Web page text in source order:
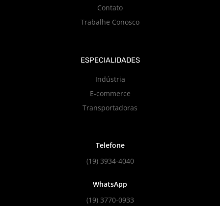
Contato
Trabalhe Conosco
ESPECIALIDADES
Indústria
E-commerce
Transportadoras
Telefone
(19) 3934-4040
WhatsApp
(19) 3770-0933